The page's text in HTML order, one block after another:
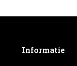
Informatie